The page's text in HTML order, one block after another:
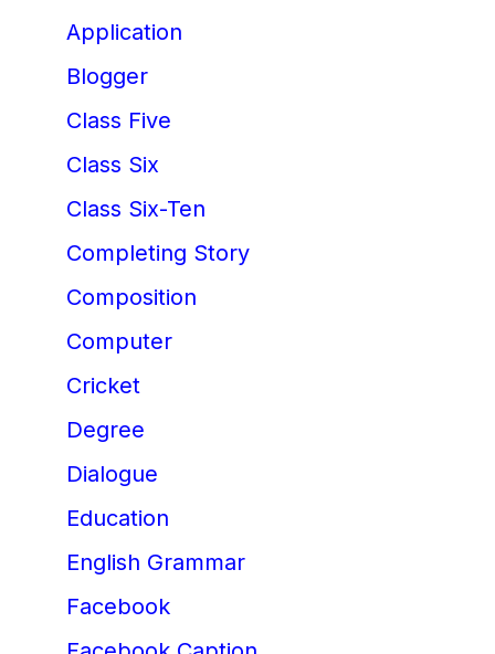
Application
Blogger
Class Five
Class Six
Class Six-Ten
Completing Story
Composition
Computer
Cricket
Degree
Dialogue
Education
English Grammar
Facebook